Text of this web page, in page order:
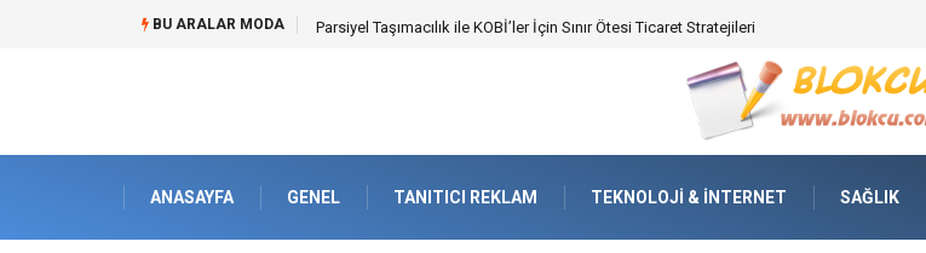
BU ARALAR MODA Br544 ile Lastik ve Plastik Modifikasyonunda Yüksek Performans
ANASAYFA GENEL TANITICI REKLAM TEKNOLOJI & İNTERNET SAĞLIK